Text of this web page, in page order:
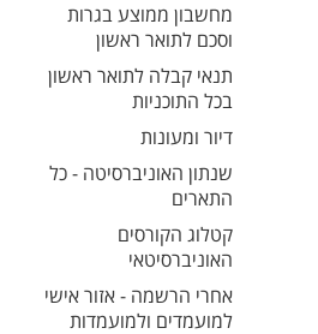
מחשבון ממוצע בגרות
וסכם לתואר ראשון
תנאי קבלה לתואר ראשון
בכל התוכניות
דיור ומעונות
שנתון האוניברסיטה - כל
התארים
קטלוג הקורסים
האוניברסיטאי
אחרי הרשמה - אזור אישי
למועמדים ולמועמדות